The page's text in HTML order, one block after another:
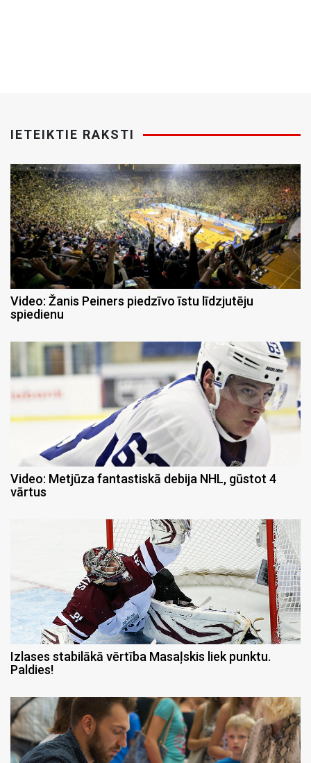
IETEIKTIE RAKSTI
Video: Žanis Peiners piedzīvo īstu līdzjutēju
spiedienu
Video: Metjūza fantastiskā debija NHL, gūstot 4
vārtus
Izlases stabilākā vērtība Masaļskis liek punktu.
Paldies!